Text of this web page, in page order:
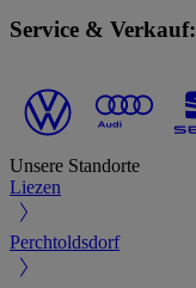
Service & Verkauf:
Unsere Standorte
Liezen
Perchtoldsdorf